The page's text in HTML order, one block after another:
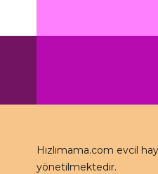
Hızlımama.com evcil
yönetilmektedir.